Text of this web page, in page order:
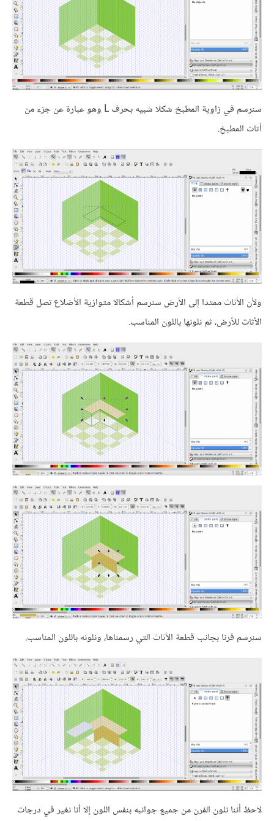
سنرسم في زاوية المطبخ شكلا شبيه بحرف L وهو عبارة عن جزء من
أثاث المطبخ.
ولأن الأثاث ممتدا إلى الأرض سنرسم أشكالا متوازية الأضلاع تصل قطعة
الأثاث للأرض، ثم نلونها باللون المناسب.
سنرسم فرنا بجانب قطعة الأثاث التي رسمناها، ونلونه باللون المناسب.
لاحظ أننا نلون الفرن من جميع جوانبه بنفس اللون إلا أنا نغير في درجات